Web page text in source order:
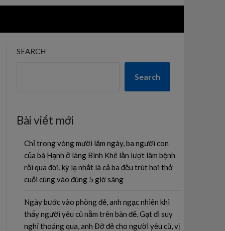
SEARCH
Search
Bài viết mới
Chỉ trong vòng mười lăm ngày, ba người con
của bà Hạnh ở làng Bình Khê lần lượt lâm bệnh
rồi qua đời, kỳ lạ nhất là cả ba đều trút hơi thở
cuối cùng vào đúng 5 giờ sáng
Ngày bước vào phòng đẻ, anh ngạc nhiên khi
thấy người yêu cũ nằm trên bàn đẻ. Gạt đi suy
nghĩ thoáng qua, anh Đỡ đẻ cho người yêu cũ, vị